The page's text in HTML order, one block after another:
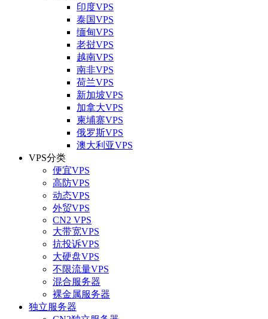
印度VPS
泰国VPS
缅甸VPS
老挝VPS
越南VPS
南非VPS
荷兰VPS
新加坡VPS
加拿大VPS
柬埔寨VPS
俄罗斯VPS
澳大利亚VPS
VPS分类
便宜VPS
高防VPS
动态VPS
外贸VPS
CN2 VPS
大带宽VPS
抗投诉VPS
大硬盘VPS
不限流量VPS
混合服务器
裸金属服务器
独立服务器